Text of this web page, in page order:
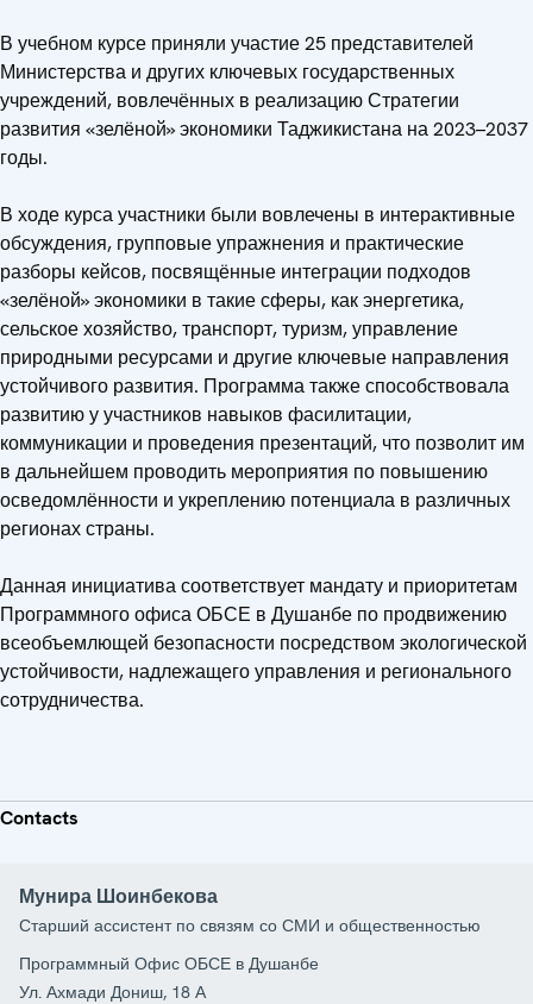
В учебном курсе приняли участие 25 представителей
Министерства и других ключевых государственных
учреждений, вовлечённых в реализацию Стратегии
развития «зелёной» экономики Таджикистана на 2023–2037
годы.
В ходе курса участники были вовлечены в интерактивные
обсуждения, групповые упражнения и практические
разборы кейсов, посвящённые интеграции подходов
«зелёной» экономики в такие сферы, как энергетика,
сельское хозяйство, транспорт, туризм, управление
природными ресурсами и другие ключевые направления
устойчивого развития. Программа также способствовала
развитию у участников навыков фасилитации,
коммуникации и проведения презентаций, что позволит им
в дальнейшем проводить мероприятия по повышению
осведомлённости и укреплению потенциала в различных
регионах страны.
Данная инициатива соответствует мандату и приоритетам
Программного офиса ОБСЕ в Душанбе по продвижению
всеобъемлющей безопасности посредством экологической
устойчивости, надлежащего управления и регионального
сотрудничества.
Contacts
Мунира Шоинбекова
Старший ассистент по связям со СМИ и общественностью
Программный Офис ОБСЕ в Душанбе
Ул. Ахмади Дониш, 18 А